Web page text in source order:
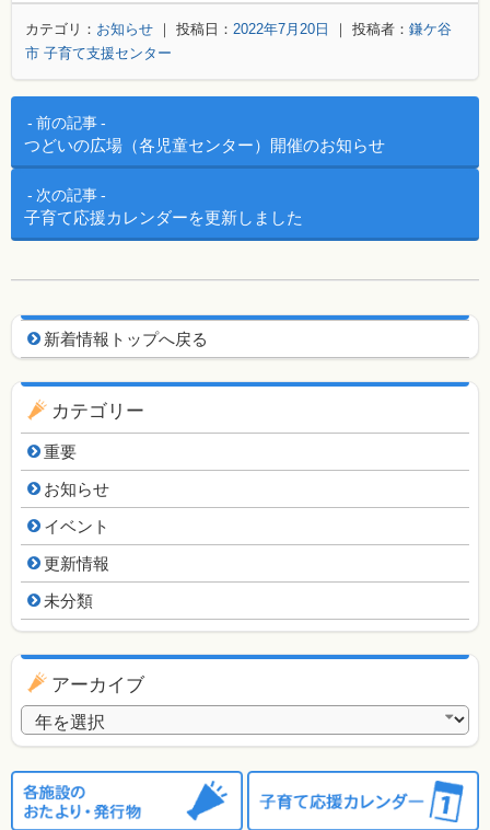
カテゴリ： お知らせ ｜ 投稿日： 2022年7月20日 ｜ 投稿者： 鎌ケ谷
市 子育て支援センター
投稿ナビゲーション
前の記事
つどいの広場（各児童センター）開催のお知らせ
次の記事
子育て応援カレンダーを更新しました
新着情報用ナビゲーション
新着情報トップへ戻る
カテゴリー
重要
お知らせ
イベント
更新情報
未分類
アーカイブ
アーカイブ